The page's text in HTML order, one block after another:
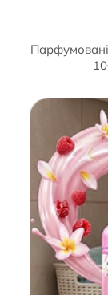
Парфумовані